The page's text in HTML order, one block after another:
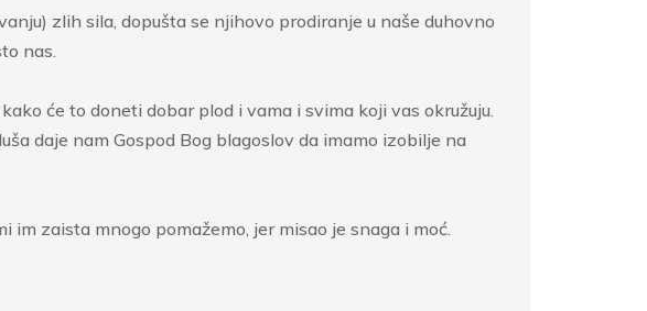
zlih sila, dopušta se njihovo prodiranje u naše duhovno
nas.
će to doneti dobar plod i vama i svima koji vas okružuju.
daje nam Gospod Bog blagoslov da imamo izobilje na
zaista mnogo pomažemo, jer misao je snaga i moć.